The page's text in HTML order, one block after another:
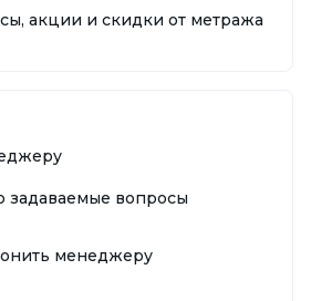
акции и скидки от метража
задаваемые вопросы
менеджеру